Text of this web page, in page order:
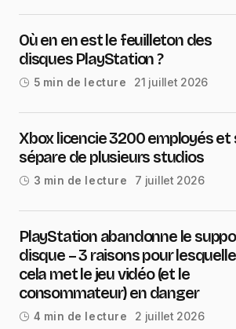
Où en en est le feuilleton des
disques PlayStation ?
5 min de lecture 21 juillet 2026
Xbox licencie 3200 employés et
sépare de plusieurs studios
3 min de lecture 7 juillet 2026
PlayStation abandonne le
disque – 3 raisons pour
cela met le jeu vidéo (et le
consommateur) en danger
4 min de lecture 2 juillet 2026